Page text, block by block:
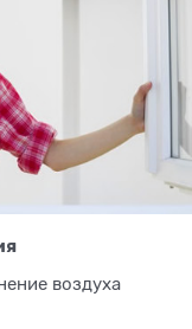
воздуха